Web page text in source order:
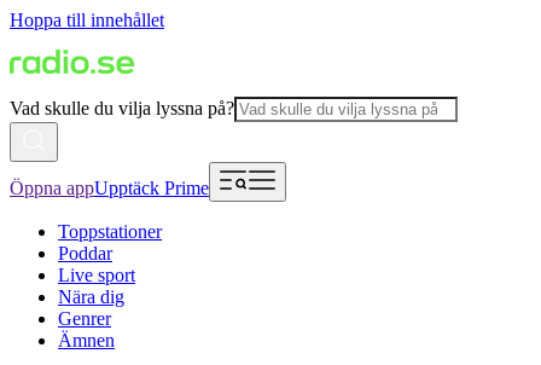
Hoppa till innehållet
Vad skulle du vilja lyssna på?
Öppna appUpptäck Prime
Toppstationer
Poddar
Live sport
Nära dig
Genrer
Ämnen